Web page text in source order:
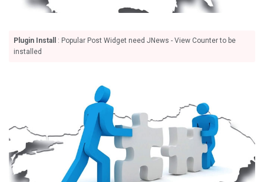
Plugin Install
: Popular Post Widget need JNews - View Counter to be
installed